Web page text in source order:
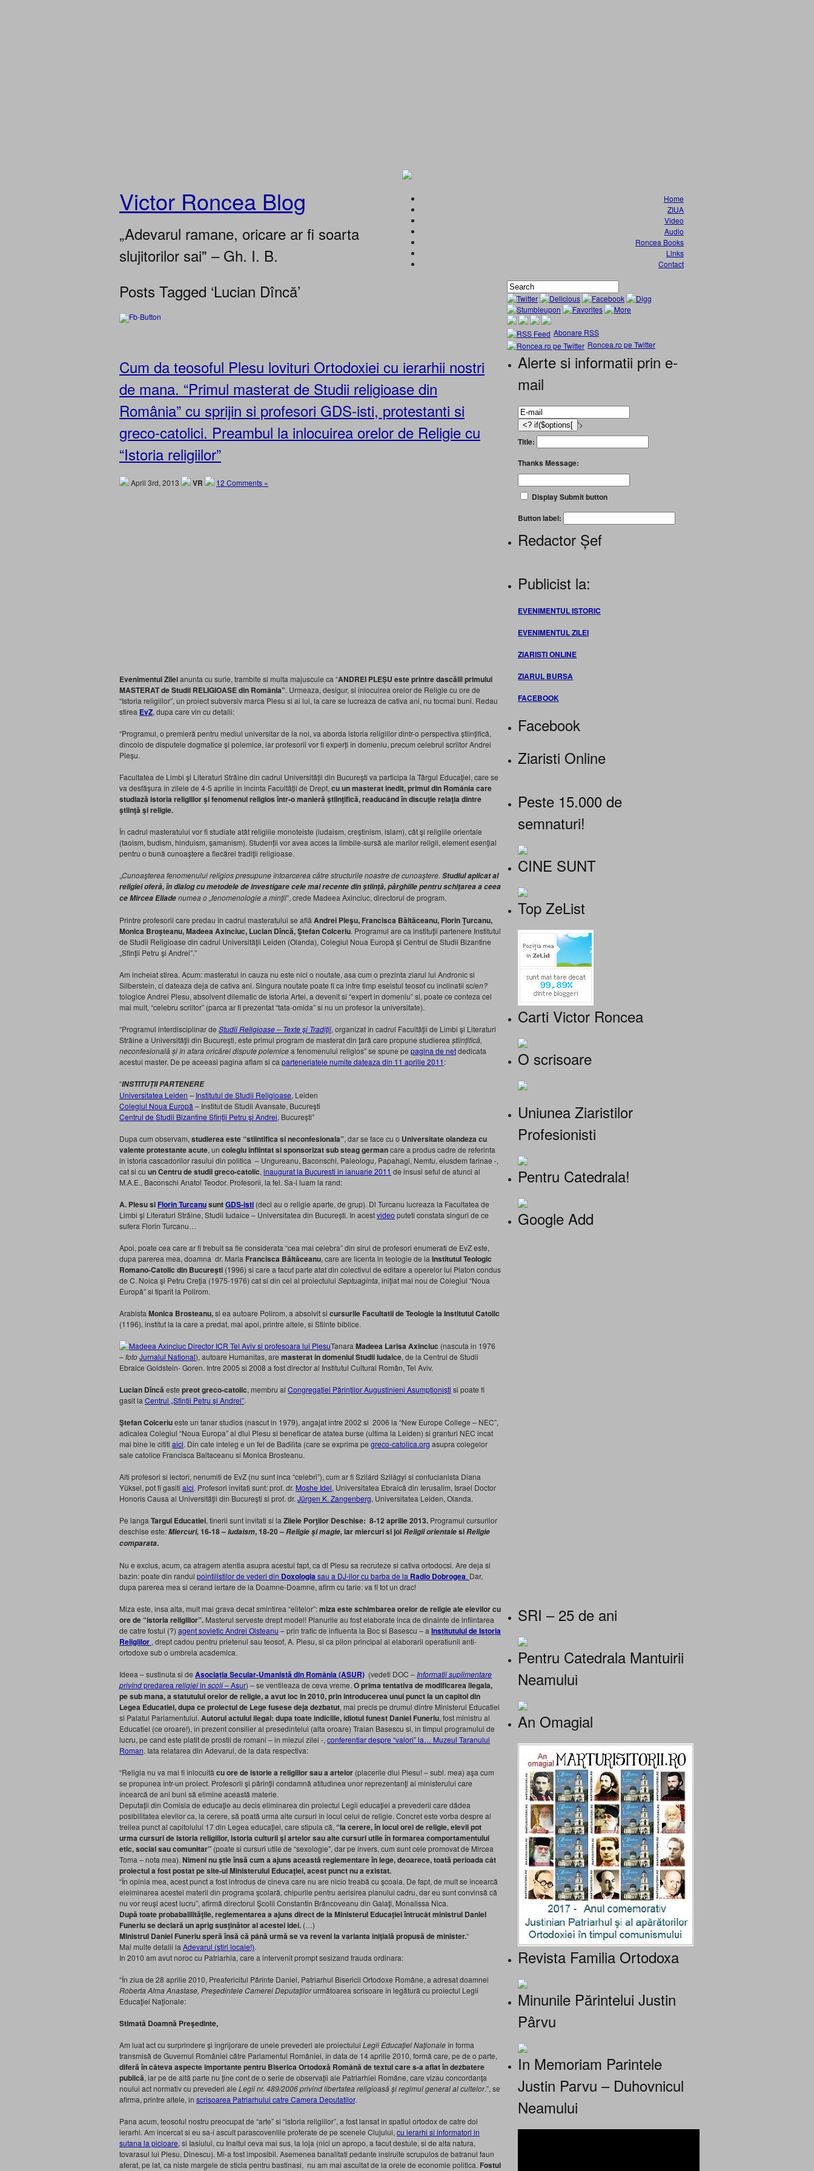
Victor Roncea Blog
„Adevarul ramane, oricare ar fi soarta
slujitorilor sai" – Gh. I. B.
Home
ZIUA
Video
Audio
Roncea Books
Links
Contact
Posts Tagged ‘Lucian Dîncă’
Cum da teosoful Plesu lovituri Ortodoxiei cu ierarhii nostri
de mana. “Primul masterat de Studii religioase din
România” cu sprijin si profesori GDS-isti, protestanti si
greco-catolici. Preambul la inlocuirea orelor de Religie cu
“Istoria religiilor”
April 3rd, 2013 VR 12 Comments »
Evenimentul Zileianunta cu surle, trambite si multa majuscule ca “ANDREI PLEȘU este printre dascălii primului
MASTERAT de Studii RELIGIOASE din România”. Urmeaza, desigur, si inlocuirea orelor de Religie cu ore de
“Istoria religiilor”, un proiect subversiv marca Plesu si ai lui, la care se lucreaza de cativa ani, nu tocmai buni. Redau
stirea EvZ, dupa care vin cu detalii:
“Programul, o premieră pentru mediul universitar de la noi, va aborda istoria religiilor dintr-o perspectiva științifică,
dincolo de disputele dogmatice şi polemice, iar profesorii vor fi experți în domeniu, precum celebrul scriitor Andrei
Pleșu.
Facultatea de Limbi şi Literaturi Străine din cadrul Universităţii din Bucureşti va participa la Târgul Educaţiei, care se
va desfăşura în zilele de 4-5 aprilie în incinta Facultăţii de Drept, cu un masterat inedit, primul din România care
studiază istoria religiilor şi fenomenul religios într-o manieră ştiinţifică, readucând în discuţie relaţia dintre
ştiinţă şi religie.
În cadrul masteratului vor fi studiate atât religiile monoteiste (iudaism, creştinism, islam), cât şi religiile orientale
(taoism, budism, hinduism, şamanism). Studenții vor avea acces la limbile-sursă ale marilor religii, element esenţial
pentru o bună cunoaştere a fiecărei tradiţii religioase.
„Cunoaşterea fenomenului religios presupune întoarcerea către structurile noastre de cunoaştere. Studiul aplicat al
religiei oferă, în dialog cu metodele de investigare cele mai recente din ştiinţă, pârghiile pentru schiţarea a ceea
ce Mircea Eliadenumea o „fenomenologie a minţii”, crede Madeea Axinciuc, directorul de program.
Printre profesorii care predau în cadrul masteratului se află Andrei Pleşu, Francisca Băltăceanu, Florin Ţurcanu,
Monica Broşteanu, Madeea Axinciuc, Lucian Dîncă, Ştefan Colceriu. Programul are ca instituţii partenere Institutul
de Studii Religioase din cadrul Universităţii Leiden (Olanda), Colegiul Noua Europă şi Centrul de Studii Bizantine
„Sfinţii Petru şi Andrei”.”
Am incheiat stirea. Acum: masteratul in cauza nu este nici o noutate, asa cum o prezinta ziarul lui Andronic si
Silberstein, ci dateaza deja de cativa ani. Singura noutate poate fi ca intre timp eseistul teosof cu inclinatii scien?
tologice Andrei Plesu, absolvent dilematic de Istoria Artei, a devenit si “expert in domeniu” si, poate ce conteza cel
mai mult, “celebru scriitor” (parca ar fi prezentat “tata-omida” si nu un profesor la universitate).
“Programul interdisciplinar de Studii Religioase – Texte şi Tradiţii, organizat în cadrul Facultăţii de Limbi şi Literaturi
Străine a Universităţii din Bucureşti, este primul program de masterat din ţară care propune studierea științifică,
neconfesională și în afara oricărei dispute polemicea fenomenului religios” se spune pe pagina de netdedicata
acestui master. De pe aceeasi pagina aflam si ca parteneriatele numite dateaza din 11 aprilie 2011:
“INSTITUŢII PARTENERE
Universitatea Leiden – Institutul de Studii Religioase, Leiden
Colegiul Noua Europă – Institut de Studii Avansate, Bucureşti
Centrul de Studii Bizantine Sfinţii Petru şi Andrei, Bucureşti”
Dupa cum observam, studierea este “stiintifica si neconfesionala”, dar se face cu o Universitate olandeza cu
valente protestante acute, un colegiu infiintat si sponsorizat sub steag germancare a produs cadre de referinta
in istoria cascadorilor rasului din politica – Ungureanu, Baconschi, Paleologu, Papahagi, Nemtu, eiusdem farinae -,
cat si cu un Centru de studii greco-catolic, inaugurat la Bucuresti in ianuarie 2011 de insusi seful de atunci al
M.A.E., Baconschi Anatol Teodor. Profesorii, la fel. Sa-i luam la rand:
A. Plesu si Florin TurcanusuntGDS-isti (deci au o religie aparte, de grup). Dl Turcanu lucreaza la Facultatea de
Limbi și Literaturi Străine, Studii Iudaice – Universitatea din București. In acestvideo puteti constata singuri de ce
sufera Florin Turcanu…
Apoi, poate cea care ar fi trebuit sa fie considerata “cea mai celebra” din sirul de profesori enumerati de EvZ este,
dupa parerea mea, doamna dr. Maria Francisca Băltăceanu, care are licenta in teologie de la Institutul Teologic
Romano-Catolic din Bucureşti (1996) si care a facut parte atat din colectivul de editare a operelor lui Platon condus
de C. Noica şi Petru Creţia (1975-1976) cat si din cel al proiectului Septuaginta, iniţiat mai nou de Colegiul “Noua
Europă” si tiparit la Polirom.
Arabista Monica Brosteanu,si ea autoare Polirom, a absolvit si cursurile Facultatii de Teologie la Institutul Catolic
(1196), institut la la care a predat, mai apoi, printre altele, si Stiinte biblice.
Tanara Madeea Larisa Axinciuc (nascuta in 1976
–fotoJurnalul National), autoare Humanitas, are masterat in domeniul Studii Iudaice, de la Centrul de Studii
Ebraice Goldstein- Goren. Intre 2005 si 2008 a fost director al Institutul Cultural Român, Tel Aviv.
Lucian Dîncă este preot greco-catolic, membru al Congregației Părinților Augustinieni Asumpționiști si poate fi
gasit la Centrul „Sfinții Petru și Andrei”.
Ştefan Colceriueste un tanar studios (nascut in 1979), angajat intre 2002 si 2006 la “New Europe College – NEC”,
adicalea Colegiul “Noua Europa” al dlui Plesu si beneficar de atatea burse (ultima la Leiden) si granturi NEC incat
mai bine le cititi aici. Din cate inteleg e un fel de Badilita (care se exprima pe greco-catolica.org asupra colegelor
sale catolice Francisca Baltaceanu si Monica Brosteanu.
Alti profesori si lectori, nenumiti de EvZ (nu sunt inca “celebri”), cum ar fi Szilárd Szilágyi si confucianista Diana
Yüksel, pot fi gasiti aici. Profesori invitati sunt: prof. dr. Moshe Idel, Universitatea Ebraică din Ierusalim, Israel Doctor
Honoris Causa al Universităţii din Bucureşti si prof. dr. Jürgen K. Zangenberg, Universitatea Leiden, Olanda.
Pe langa Targul Educatiei, tinerii sunt invitati si la Zilele Porţilor Deschise: 8-12 aprilie 2013. Programul cursurilor
deschise este:Miercuri,16-18 –Iudaism, 18-20 –Religie şi magie,iar miercuri si joiReligii orientalesiReligie
comparata.
Nu e exclus, acum, ca atragem atentia asupra acestui fapt, ca dl Plesu sa recruteze si cativa ortodocsi. Are deja si
bazin: poate din randul pointilistilor de vederi din Doxologiasau a DJ-ilor cu barba de la Radio Dobrogea. Dar,
dupa parerea mea si cerand iertare de la Doamne-Doamne, afirm cu tarie: va fi tot un drac!
Miza este, insa alta, mult mai grava decat smintirea “elitelor”:miza este schimbarea orelor de religie ale elevilor cu
ore de “istoria religiilor”. Masterul serveste drept model! Planurile au fost elaborate inca de dinainte de infiintarea
de catre fostul (?) agent sovietic Andrei Oisteanu – prin trafic de influenta la Boc si Basescu – a Institutului de Istoria
Religiilor , drept cadou pentru prietenul sau teosof, A. Plesu, si ca pilon principal al elaborarii operatiunii anti-
ortodoxe sub o umbrela academica.
Ideea – sustinuta si de Asociația Secular-Umanistă din România (ASUR) (vedeti DOC – Informatii suplimentare
privindpredarea religieiin scoli– Asur) – se ventileaza de ceva vreme. O prima tentativa de modificarea ilegala,
pe sub mana, a statutului orelor de religie, a avut loc in 2010, prin introducerea unui punct la un capitol din
Legea Educatiei, dupa ce proiectul de Lege fusese deja dezbatut, mai precis pe drumul dintre Ministerul Educatiei
si Palatul Parlamentului. Autorul actului ilegal: dupa toate indiciile, idiotul funest Daniel Funeriu, fost ministru al
Educatiei (ce oroare!), in prezent consilier al presedintelui (alta oroare) Traian Basescu si, in timpul programului de
lucru, pe cand este platit de prostii de romani – in miezul zilei -, conferentiar despre “valori” la… Muzeul Taranului
Roman. Iata relatarea din Adevarul, de la data respectiva:
“Religia nu va mai fi înlocuită cu ore de istorie a religiilor sau a artelor (placerile dlui Plesu! – subl. mea) aşa cum
se propunea într-un proiect. Profesorii şi părinţii condamnă atitudinea unor reprezentanţi ai ministerului care
încearcă de ani buni să elimine această materie.
Deputaţii din Comisia de educaţie au decis eliminarea din proiectul Legii educaţiei a prevederii care dădea
posibilitatea elevilor ca, la cerere, să poată urma alte cursuri în locul celui de religie. Concret este vorba despre al
treilea punct al capitolului 17 din Legea educaţiei, care stipula că, “la cerere, în locul orei de religie, elevii pot
urma cursuri de istoria religiilor, istoria culturii şi artelor sau alte cursuri utile în formarea comportamentului
etic, social sau comunitar” (poate si cursuri utile de “sexologie”, dar pe invers, cum sunt cele promovat de Mircea
Toma – nota mea). Nimeni nu ştie însă cum a ajuns această reglementare în lege, deoarece, toată perioada cât
proiectul a fost postat pe site-ul Ministerului Educaţiei, acest punct nu a existat.
“În opinia mea, acest punct a fost introdus de cineva care nu are nicio treabă cu şcoala. De fapt, de mult se încearcă
eleiminarea acestei materii din programa şcolară, chipurile pentru aerisirea planului cadru, dar eu sunt convinsă că
nu vor reuşi acest lucru”, afirmă directorul Şcolii Constantin Brâncoveanu din Galaţi, Monalissa Nica.
După toate probabalilităţile, reglementarea a ajuns direct de la Ministerul Educaţiei întrucât ministrul Daniel
Funeriu se declară un aprig susţinător al acestei idei. (…)
Ministrul Daniel Funeriu speră însă că până urmă se va reveni la varianta iniţială propusă de minister.“
Mai multe detalii la Adevarul (stiri locale!).
In 2010 am avut noroc cu Patriarhia, care a intervenit prompt sesizand frauda ordinara:
“În ziua de 28 aprilie 2010, Preafericitul Părinte Daniel, Patriarhul Bisericii Ortodoxe Române, a adresat doamnei
Roberta Alma Anastase, Preşedintele Camerei Deputaţilorurmătoarea scrisoare în legătură cu proiectul Legii
Educaţiei Naţionale:
Stimată Doamnă Preşedinte,
Am luat act cu surprindere şi îngrijorare de unele prevederi ale proiectului Legii Educaţiei Naţionaleîn forma
transmisă de Guvernul României către Parlamentul României, în data de 14 aprilie 2010, formă care, pe de o parte,
diferă în câteva aspecte importante pentru Biserica Ortodoxă Română de textul care s-a aflat în dezbatere
publică, iar pe de altă parte nu ţine cont de o serie de observaţii ale Patriarhiei Române, care vizau concordanţa
noului act normativ cu prevederi ale Legii nr. 489/2006 privind libertatea religioasă şi regimul general al cultelor.”, se
afirma, printre altele, in scrisoarea Patriarhului catre Camera Deputatilor.
Pana acum, teosoful nostru preocupat de “arte” si “istoria religiilor”, a fost lansat in spatiul ortodox de catre doi
ierarhi. Am incercat si eu sa-i ascult parascoveniile proferate de pe scenele Clujului, cu ierarhi si informatori in
sutana la picioare, si Iasiului, cu Inaltul ceva mai sus, la loja (nici un apropo, a facut destule, si de alta natura,
tovarasul lui Plesu, Dinescu). Mi-a fost imposibil. Asemenea banalitati pedante insiruite scrupulos de batranul faun
aferat, pe lat, ca niste margele de sticla pentru bastinasi, nu am mai ascultat de la orele de economie politica. Fostul
Abonare RSS
Roncea.ro pe Twitter
Alerte si informatii prin e-
mail
'>
Title:
Thanks Message:
Display Submit button
Button label:
Redactor Șef
Publicist la:
EVENIMENTUL ISTORIC
EVENIMENTUL ZILEI
ZIARISTI ONLINE
ZIARUL BURSA
FACEBOOK
Facebook
Ziaristi Online
Peste 15.000 de
semnaturi!
CINE SUNT
Top ZeList
Carti Victor Roncea
O scrisoare
Uniunea Ziaristilor
Profesionisti
Pentru Catedrala!
Google Add
SRI – 25 de ani
Pentru Catedrala Mantuirii
Neamului
An Omagial
Revista Familia Ortodoxa
Minunile Părintelui Justin
Pârvu
In Memoriam Parintele
Justin Parvu – Duhovnicul
Neamului